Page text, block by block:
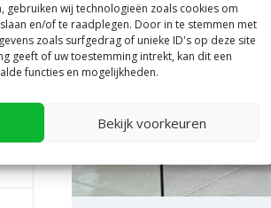
gebruiken wij technologieën zoals cookies om
en/of te raadplegen. Door in te stemmen met
zoals surfgedrag of unieke ID's op deze site
geeft of uw toestemming intrekt, kan dit een
functies en mogelijkheden.
Bekijk voorkeuren